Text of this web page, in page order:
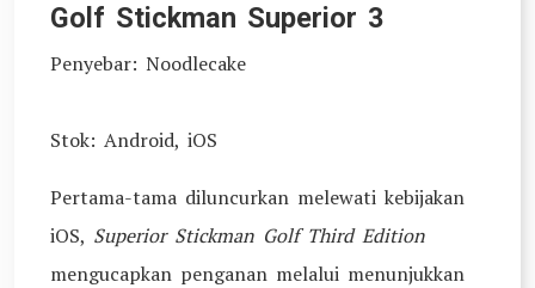
Golf Stickman Superior 3
Penyebar: Noodlecake
Stok: Android, iOS
Pertama-tama diluncurkan melewati kebijakan
iOS, Superior Stickman Golf Third Edition
mengucapkan penganan melalui menunjukkan